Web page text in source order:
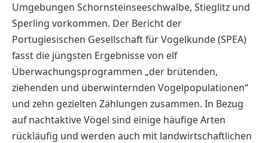
Umgebungen Schornsteinseeschwalbe, Stieglitz und
Sperling vorkommen. Der Bericht der
Portugiesischen Gesellschaft für Vogelkunde (SPEA)
fasst die jüngsten Ergebnisse von elf
Überwachungsprogrammen „der brütenden,
ziehenden und überwinternden Vogelpopulationen“
und zehn gezielten Zählungen zusammen. In Bezug
auf nachtaktive Vögel sind einige häufige Arten
rückläufig und werden auch mit landwirtschaftlichen